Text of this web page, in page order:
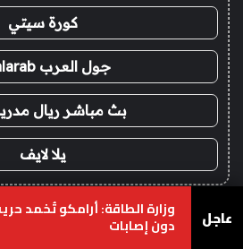
كورة سيتي
جول العرب goalarab
بث مباشر ريال
يلا لايف
ريال مدريد مباشر عاجل وزارة الطاقة: أرامكو تُخمد
دون إصابات